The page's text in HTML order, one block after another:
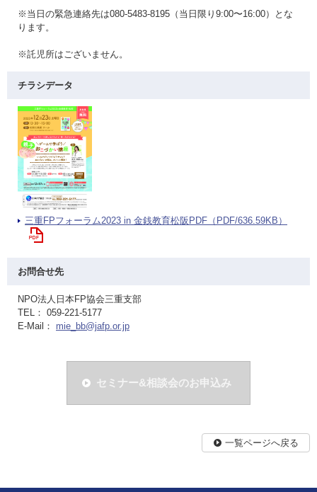
※当日の緊急連絡先は080-5483-8195（当日限り9:00〜16:00）とな
ります。
※託児所はございません。
チラシデータ
三重FPフォーラム2023 in 金銭教育松阪PDF（PDF/636.59KB）
お問合せ先
NPO法人日本FP協会三重支部
TEL： 059-221-5177
E-Mail： mie_bb@jafp.or.jp
セミナー&相談会のお申込み
一覧ページへ戻る